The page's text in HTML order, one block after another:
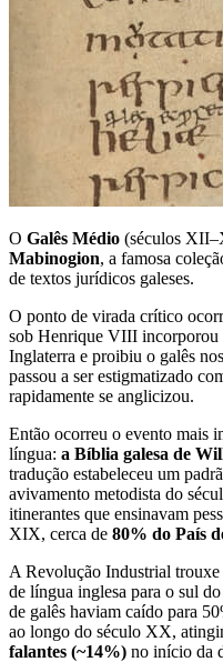
O Galês Médio (séculos
Mabinogion, a famosa
de textos jurídicos galeses.
O ponto de virada crítico
sob Henrique VIII incorporou
Inglaterra e proibiu o galês
passou a ser estigmatizado
rapidamente se anglicizou.
Então ocorreu o evento mais
língua: a Bíblia galesa de
tradução estabeleceu um
avivamento metodista do
itinerantes que ensinavam
XIX, cerca de 80% do País
A Revolução Industrial
de língua inglesa para o sul
de galês haviam caído para
ao longo do século XX,
falantes (~14%) no início da